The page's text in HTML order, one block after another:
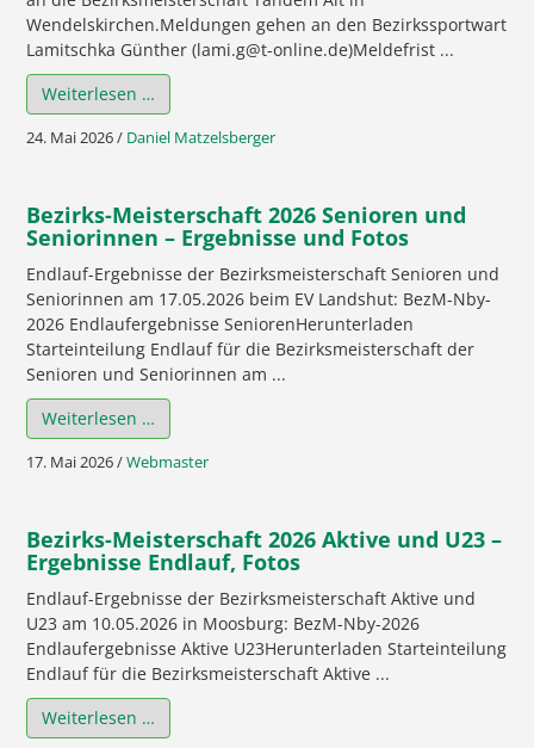
Wendelskirchen.Meldungen gehen an den Bezirkssportwart
Lamitschka Günther (lami.g@t-online.de)Meldefrist ...
Weiterlesen …
24. Mai 2026/ Daniel Matzelsberger
Bezirks-Meisterschaft 2026 Senioren und
Seniorinnen – Ergebnisse und Fotos
Endlauf-Ergebnisse der Bezirksmeisterschaft Senioren und
Seniorinnen am 17.05.2026 beim EV Landshut: BezM-Nby-
2026 Endlaufergebnisse SeniorenHerunterladen
Starteinteilung Endlauf für die Bezirksmeisterschaft der
Senioren und Seniorinnen am ...
Weiterlesen …
17. Mai 2026/Webmaster
Bezirks-Meisterschaft 2026 Aktive und U23 –
Ergebnisse Endlauf, Fotos
Endlauf-Ergebnisse der Bezirksmeisterschaft Aktive und
U23 am 10.05.2026 in Moosburg: BezM-Nby-2026
Endlaufergebnisse Aktive U23Herunterladen Starteinteilung
Endlauf für die Bezirksmeisterschaft Aktive ...
Weiterlesen …